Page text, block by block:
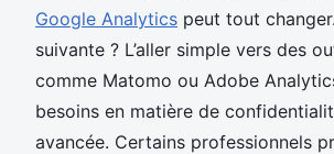
Google Analytics peut tout
suivante ? L’aller simple vers des
comme Matomo ou Adobe
besoins en matière de
avancée. Certains professionnels